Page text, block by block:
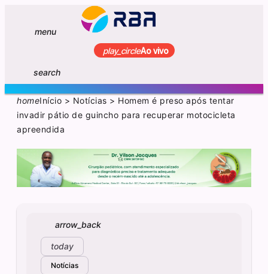
menu
play_circleAo vivo
search
homeInício > Notícias > Homem é preso após tentar
invadir pátio de guincho para recuperar motocicleta
apreendida
arrow_back
today
Notícias